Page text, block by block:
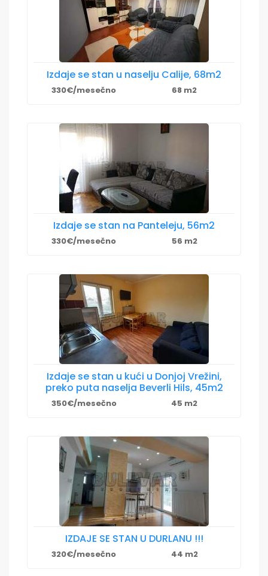
Izdaje se stan u naselju Calije, 68m2
330€/mesečno 68 m2
Izdaje se stan na Panteleju, 56m2
330€/mesečno 56 m2
Izdaje se stan u kući u Donjoj Vrežini,
preko puta naselja Beverli Hils, 45m2
350€/mesečno 45 m2
IZDAJE SE STAN U DURLANU !!!
320€/mesečno 44 m2